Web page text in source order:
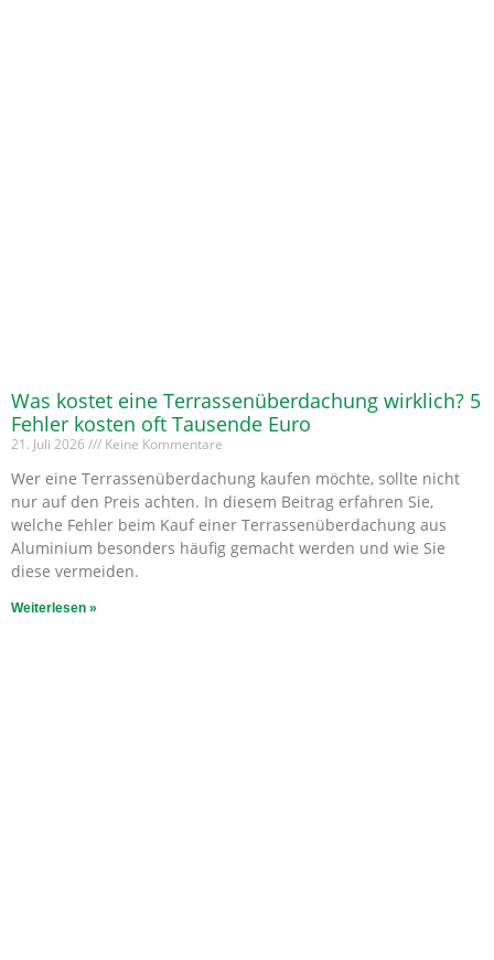
Was kostet eine Terrassenüberdachung wirklich? 5
Fehler kosten oft Tausende Euro
21. Juli 2026 Keine Kommentare
Wer eine Terrassenüberdachung kaufen möchte, sollte nicht
nur auf den Preis achten. In diesem Beitrag erfahren Sie,
welche Fehler beim Kauf einer Terrassenüberdachung aus
Aluminium besonders häufig gemacht werden und wie Sie
diese vermeiden.
Weiterlesen »